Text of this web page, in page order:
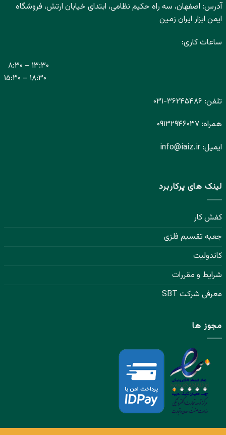
آدرس: اصفهان، سه راه حکیم نظامی، ابتدای خیابان ارتش، فروشگاه
ایمن ابزار ایران زمین
ساعات کاری:
۸:۳۰ – ۱۳:۳۰
۱۵:۳۰ – ۱۸:۳۰
تلفن: ۳۶۲۴۵۴۸۶- ۰۳۱
همراه: ۰۹۱۳۲۹۴۶۰۳۷
ایمیل: info@iaiz.ir
لینک های پرکاربرد
کفش کار
جعبه تقسیم فلزی
کاندولیت
شرایط و مقررات
معرفی شرکت SBT
مجوز ها